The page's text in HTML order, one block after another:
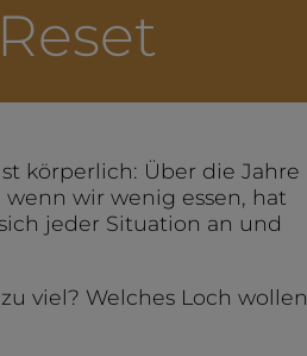
körperlich: Über die Jahre
wenn wir wenig essen, hat
jeder Situation an und
viel? Welches Loch wollen